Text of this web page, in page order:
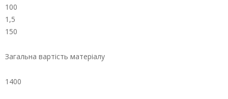
100
1,5
150
Загальна вартість матеріалу
1400